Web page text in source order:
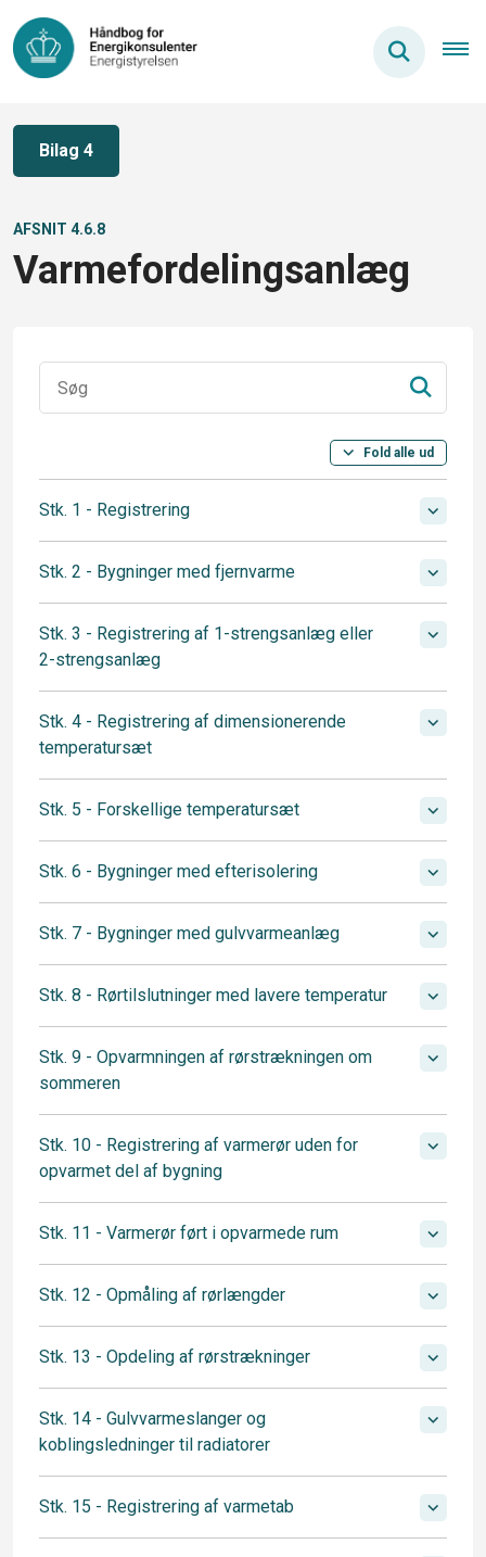
Bilag 4
AFSNIT 4.6.8
Varmefordelingsanlæg
Fold alle ud
Stk. 1 - Registrering
Stk. 2 - Bygninger med fjernvarme
Stk. 3 - Registrering af 1-strengsanlæg eller
2-strengsanlæg
Stk. 4 - Registrering af dimensionerende
temperatursæt
Stk. 5 - Forskellige temperatursæt
Stk. 6 - Bygninger med efterisolering
Stk. 7 - Bygninger med gulvvarmeanlæg
Stk. 8 - Rørtilslutninger med lavere temperatur
Stk. 9 - Opvarmningen af rørstrækningen om
sommeren
Stk. 10 - Registrering af varmerør uden for
opvarmet del af bygning
Stk. 11 - Varmerør ført i opvarmede rum
Stk. 12 - Opmåling af rørlængder
Stk. 13 - Opdeling af rørstrækninger
Stk. 14 - Gulvvarmeslanger og
koblingsledninger til radiatorer
Stk. 15 - Registrering af varmetab